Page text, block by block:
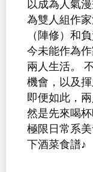
以成為人氣
為雙人組作
（陣修）和
今未能作為
兩人生活。
機會，以及
即便如此，
然是先來喝
極限日常系
下酒菜食譜♪